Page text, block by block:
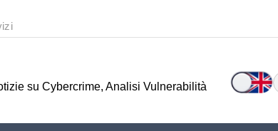
su Cybercrime, Analisi Vulnerabilità